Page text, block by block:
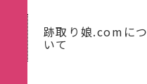
跡取り娘.comにつ
いて